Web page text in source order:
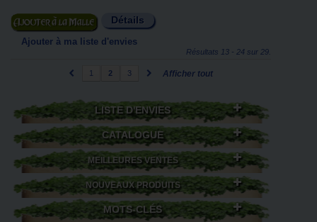
Ajouter au panier Détails
Ajouter à ma liste d'envies
Afficher tout
1 2 3
Résultats 13 - 24 sur 29.
LISTE D'ENVIES
CATALOGUE
MEILLEURES VENTES
NOUVEAUX PRODUITS
MOTS-CLÉS